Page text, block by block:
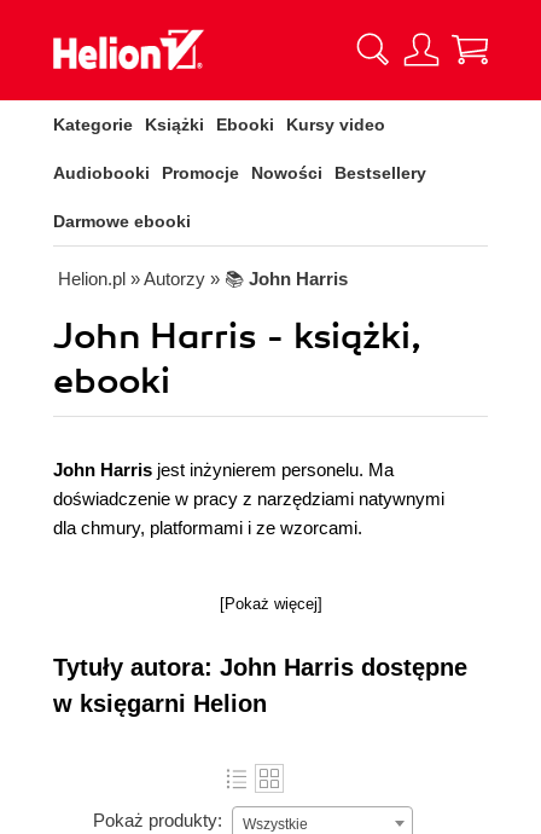
Kategorie Książki Ebooki Kursy video
Audiobooki Promocje Nowości Bestsellery
Darmowe ebooki
Helion.pl » Autorzy » 📚 John Harris
John Harris - książki,
ebooki
John Harris jest inżynierem personelu. Ma
doświadczenie w pracy z narzędziami natywnymi
dla chmury, platformami i ze wzorcami.
[Pokaż więcej]
Tytuły autora: John Harris dostępne
w księgarni Helion
Pokaż produkty: Wszystkie